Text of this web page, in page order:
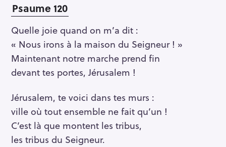
Psaume 120
Quelle joie quand on m’a dit :
« Nous irons à la maison du Seigneur ! »
Maintenant notre marche prend fin
devant tes portes, Jérusalem !
Jérusalem, te voici dans tes murs :
ville où tout ensemble ne fait qu’un !
C’est là que montent les tribus,
les tribus du Seigneur.